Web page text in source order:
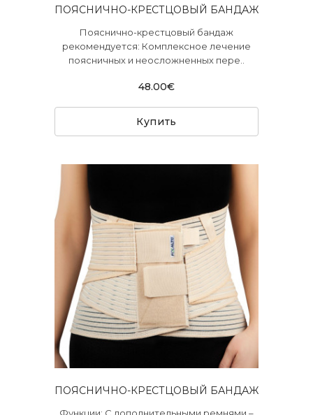
ПОЯСНИЧНО-КРЕСТЦОВЫЙ БАНДАЖ
Пояснично-крестцовый бандаж
рекомендуется: Комплексное лечение
поясничных и неосложненных пере..
48.00€
Купить
ПОЯСНИЧНО-КРЕСТЦОВЫЙ БАНДАЖ